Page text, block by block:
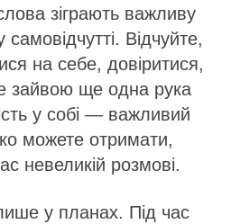
зіграють важливу
Відчуйте,
на себе, довіритися,
зайвою ще одна рука
у собі — важливий
можете отримати,
невеликій розмові.
у планах. Під час